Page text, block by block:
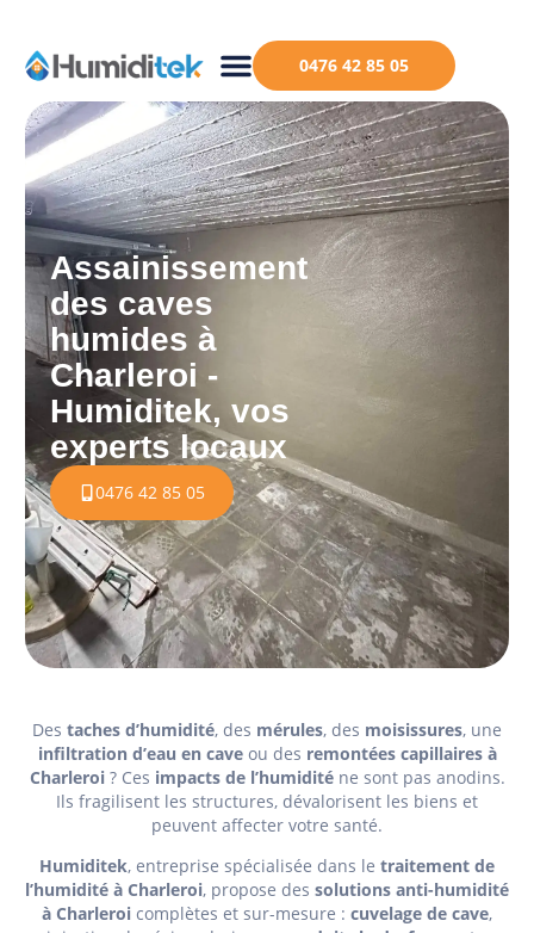
0476 42 85 05
Assainissement
des caves
humides à
Charleroi -
Humiditek, vos
experts locaux
0476 42 85 05
Des taches d’humidité, des mérules, des moisissures, une
infiltration d’eau en caveou des remontées capillaires à
Charleroi? Ces impacts de l’humiditéne sont pas anodins.
Ils fragilisent les structures, dévalorisent les biens et
peuvent affecter votre santé.
Humiditek, entreprise spécialisée dans le traitement de
l’humidité à Charleroi, propose des solutions anti-humidité
à Charleroi complètes et sur-mesure : cuvelage de cave,